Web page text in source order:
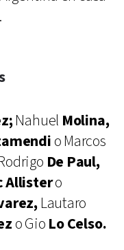
Nahuel Molina,
o Marcos
De Paul,
Allistero
Lautaro
o Gio Lo Celso.